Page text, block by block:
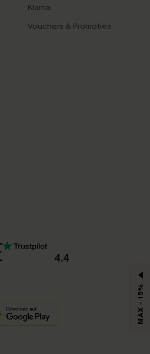
Klarna
Vouchers & Promoties
4.4
MAX - 15%